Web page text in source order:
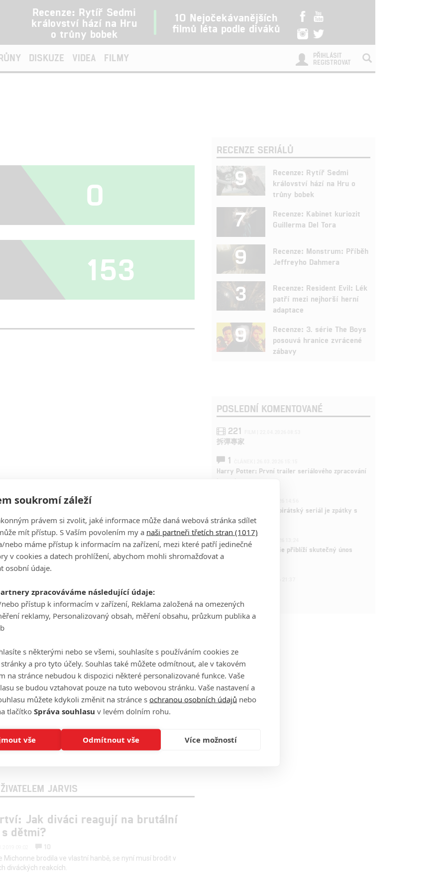
Recenze: Rytíř Sedmi
království hází na Hru
o trůny bobek
10 Nejočekávanějších
filmů léta podle diváků
DISKUZE VIDEA FILMY
PŘIHLÁSIT
REGISTROVAT
0
153
and the Wardrobe 8
8
Dawn Treader 5
Black Pearl 8
10
8
JARVIS
Jak diváci reagují na brutální
dětmi?
10
Michonne brodila ve vlastní hanbě, se nyní musí brodit v
diváckých reakcích.
RECENZE SERIÁLŮ
9
Recenze: Rytíř Sedmi
království hází na Hru o
trůny bobek
7
Recenze: Kabinet kuriozit
Guillerma Del Tora
9
Recenze: Monstrum: Příběh
Jeffreyho Dahmera
3
Recenze: Resident Evil: Lék
patří mezi nejhorší herní
adaptace
9
Recenze: 3. série The Boys
posouvá hranice zvrácené
zábavy
POSLEDNÍ KOMENTOVANÉ
221
拆彈專家
1
Harry Potter: První trailer seriálového zpracování
je venku
One Piece: Oblíbený pirátský seriál je zpátky s
novými epizodami
2 ČLÁNEK | 15.03.2026 13:24
Nová dramatická série přiblíží skutečný únos
letadla teroristy
soukromí záleží
právem si zvolit, jaké informace může daná webová stránka sdílet
mít přístup. S Vaším povolením my a naši partneři třetích stran (1017)
nebo máme přístup k informacím na zařízení, mezi které patří jedinečné
v cookies a datech prohlížení, abychom mohli shromažďovat a
osobní údaje.
zpracováváme následující údaje:
přístup k informacím v zařízení, Reklama založená na omezených
reklamy, Personalizovaný obsah, měření obsahu, průzkum publika a
s některými nebo se všemi, souhlasíte s používáním cookies ze
a pro tyto účely. Souhlas také můžete odmítnout, ale v takovém
na stránce nebudou k dispozici některé personalizované funkce. Vaše
se budou vztahovat pouze na tuto webovou stránku. Vaše nastavení a
můžete kdykoli změnit na stránce sochranou osobních údajů nebo
tlačítkoSpráva souhlasu v levém dolním rohu.
vše Odmítnout vše Více možností